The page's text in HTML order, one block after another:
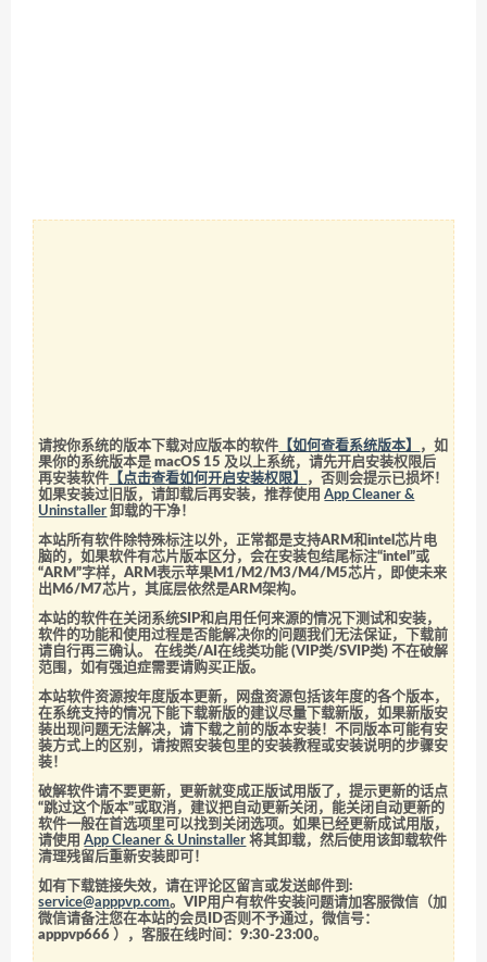
请按你系统的版本下载对应版本的软件 【如何查看系统版本】
，如
果你的系统版本是 macOS 15 及以上系统，请先开启安装权限后
再安装软件 【点击查看如何开启安装权限】
，否则会提示已损坏！
如果安装过旧版，请卸载后再安装，推荐使用App Cleaner &
Uninstaller 卸载的干净！
本站所有软件除特殊标注以外，正常都是支持ARM和intel芯片电
脑的，如果软件有芯片版本区分，会在安装包结尾标注“intel”或
“ARM”字样，ARM表示苹果M1/M2/M3/M4/M5芯片，即使未来
出M6/M7芯片，其底层依然是ARM架构。
本站的软件在关闭系统SIP和启用任何来源的情况下测试和安装，
软件的功能和使用过程是否能解决你的问题我们无法保证，下载前
请自行再三确认。 在线类/AI在线类功能 (VIP类/SVIP类) 不在破解
范围，如有强迫症需要请购买正版。
本站软件资源按年度版本更新，网盘资源包括该年度的各个版本，
在系统支持的情况下能下载新版的建议尽量下载新版，如果新版安
装出现问题无法解决，请下载之前的版本安装！不同版本可能有安
装方式上的区别，请按照安装包里的安装教程或安装说明的步骤安
装！
破解软件请不要更新，更新就变成正版试用版了，提示更新的话点
“跳过这个版本”或取消，建议把自动更新关闭，能关闭自动更新的
软件一般在首选项里可以找到关闭选项。如果已经更新成试用版，
请使用App Cleaner & Uninstaller 将其卸载，然后使用该卸载软件
清理残留后重新安装即可！
如有下载链接失效，请在评论区留言或发送邮件到:
service@apppvp.com。VIP用户有软件安装问题请加客服微信（加
微信请备注您在本站的会员ID否则不予通过，微信号：
apppvp666 ），客服在线时间：9:30-23:00。